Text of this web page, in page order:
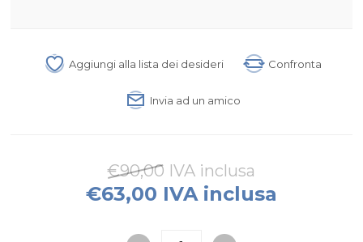
Aggiungi alla lista dei desideri Confronta
Invia ad un amico
€90,00 IVA inclusa
€63,00 IVA inclusa